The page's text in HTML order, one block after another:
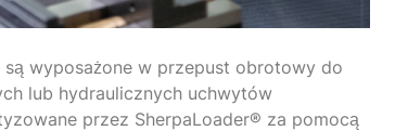
wyposażone w przepust obrotowy do
lub hydraulicznych uchwytów
przez SherpaLoader® za pomocą